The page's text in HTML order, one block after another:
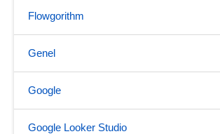
Flowgorithm
Genel
Google
Google Looker Studio